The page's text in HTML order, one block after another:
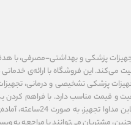
با سابقه‌ی 25 ساله در زمینه‌ی تجهیزات پزشکی و بهداشتی-
می‌کند. این فروشگاه با ارائه‌ی
پزشکی تشخیصی و درمانی،
و قیمت مناسب دارد. با فراهم کردن
پلتفرم‌های اینترنتی در زمینه‌ی تجهیزات پزشکی،